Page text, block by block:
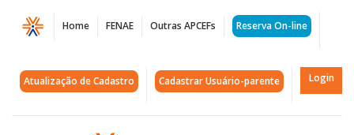
Página
Arquivos
assédio
Home FENAE Outras APCEFs Reserva On-line
Atualização de Cadastro Cadastrar Usuário-parente Login